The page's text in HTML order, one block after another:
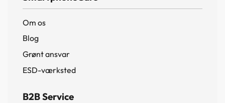
Om os
Blog
Grønt ansvar
ESD-værksted
B2B Service